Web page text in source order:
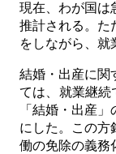
現在、わが国は
推計される。た
をしながら、就
結婚・出産に関
ては、就業継続
「結婚・出産
にした。この方
働の免除の義務